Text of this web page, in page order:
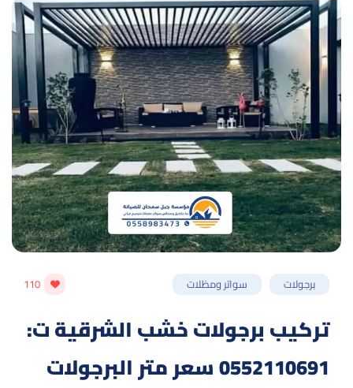
برجولات سواتر ومظلات 110
تركيب برجولات خشب الشرقية ت:
0552110691 سعر متر البرجولات